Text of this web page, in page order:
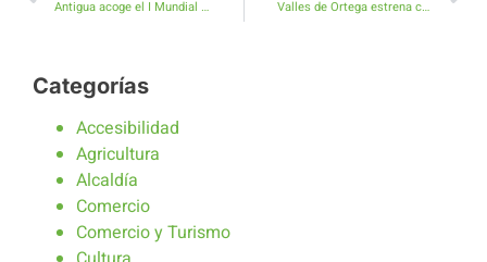
Antigua acoge el I Mundial de Capoeira en Fuerteventura Valles de Ortega estrena campos de bola canaria
Categorías
Accesibilidad
Agricultura
Alcaldía
Comercio
Comercio y Turismo